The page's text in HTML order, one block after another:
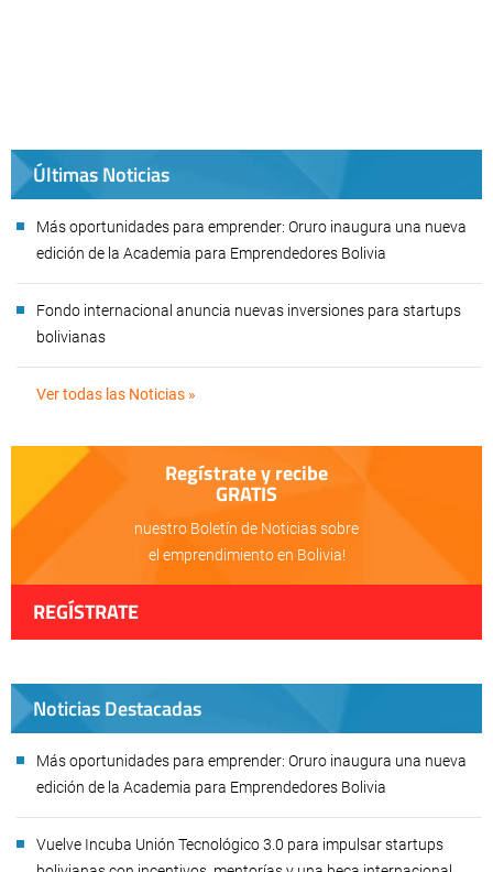
Últimas Noticias
Más oportunidades para emprender: Oruro inaugura una nueva
edición de la Academia para Emprendedores Bolivia
Fondo internacional anuncia nuevas inversiones para startups
bolivianas
Ver todas las Noticias »
Regístrate y recibe
GRATIS
nuestro Boletín de Noticias sobre
el emprendimiento en Bolivia!
REGÍSTRATE
Noticias Destacadas
Más oportunidades para emprender: Oruro inaugura una nueva
edición de la Academia para Emprendedores Bolivia
Vuelve Incuba Unión Tecnológico 3.0 para impulsar startups